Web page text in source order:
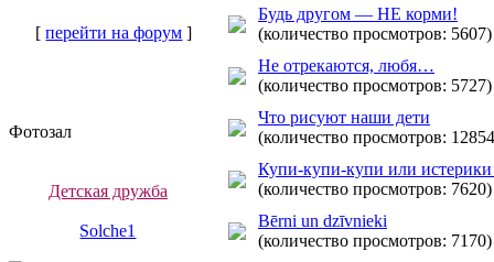
[перейти на форум ]
Фотозал
Детская дружба
Solche1
Будь другом — НЕ корми!
(количество просмотров: 5607)
Не отрекаются, любя…
(количество просмотров: 5727)
Что рисуют наши дети
(количество просмотров:
Купи-купи-купи или истерики
(количество просмотров: 7620)
Bērni un dzīvnieki
(количество просмотров: 7170)